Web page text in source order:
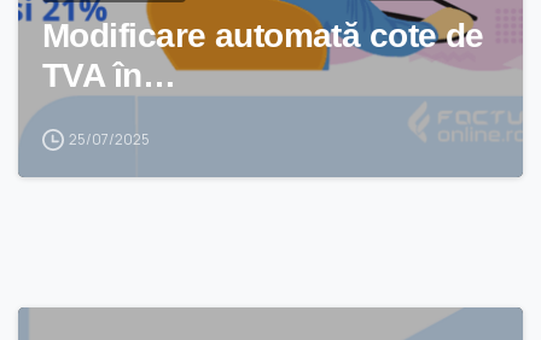
Modificare automată cote de
TVA în…
25/07/2025